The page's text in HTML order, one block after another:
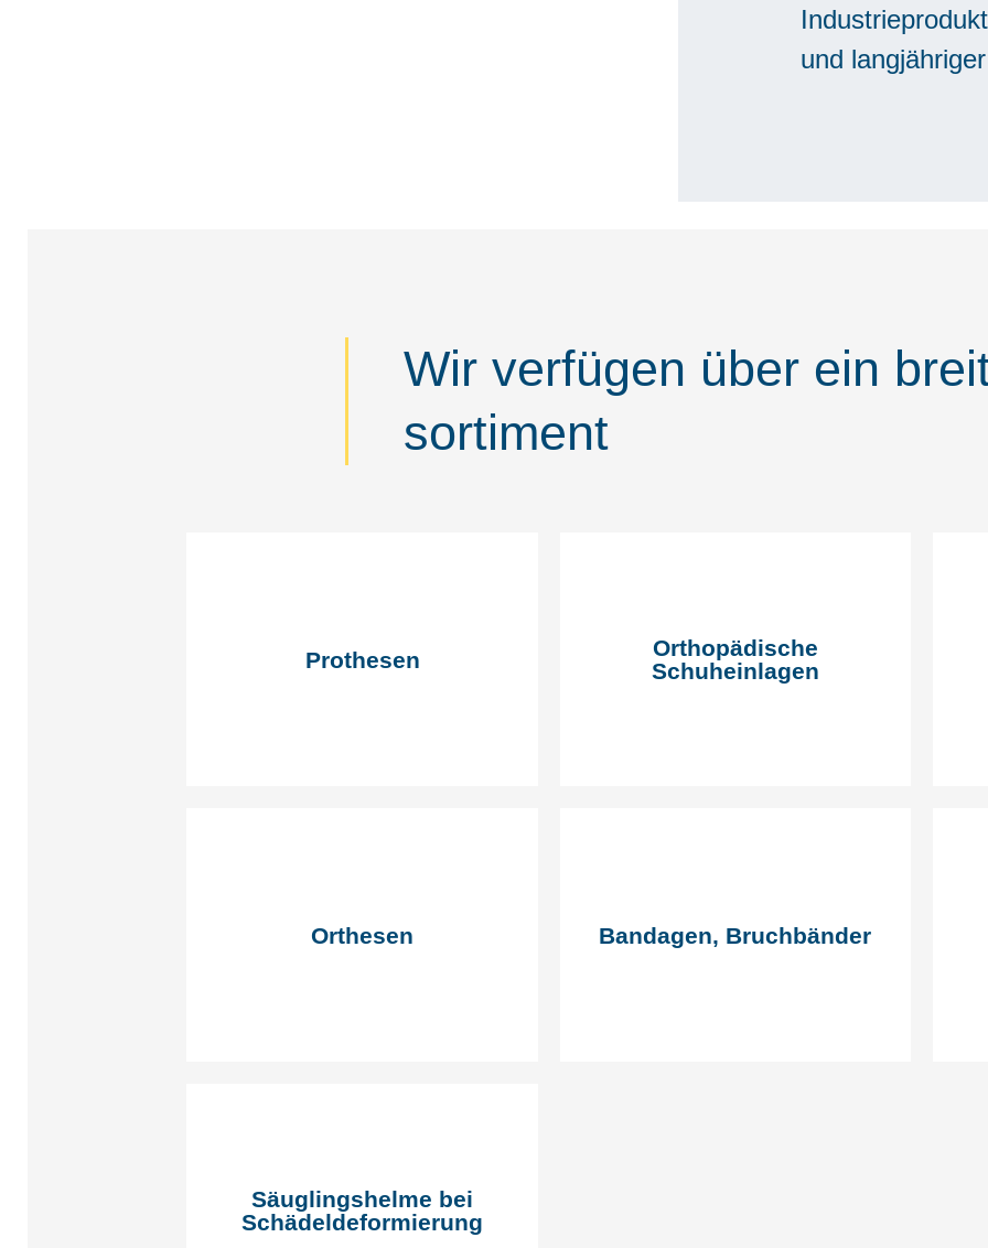
und
Wir verfügen über ein
sorti­ment
Prothesen
Orthopädische
Schuheinlagen
Orthesen Bandagen, Bruchbänder
Säuglingshelme bei
Schädeldeformierung